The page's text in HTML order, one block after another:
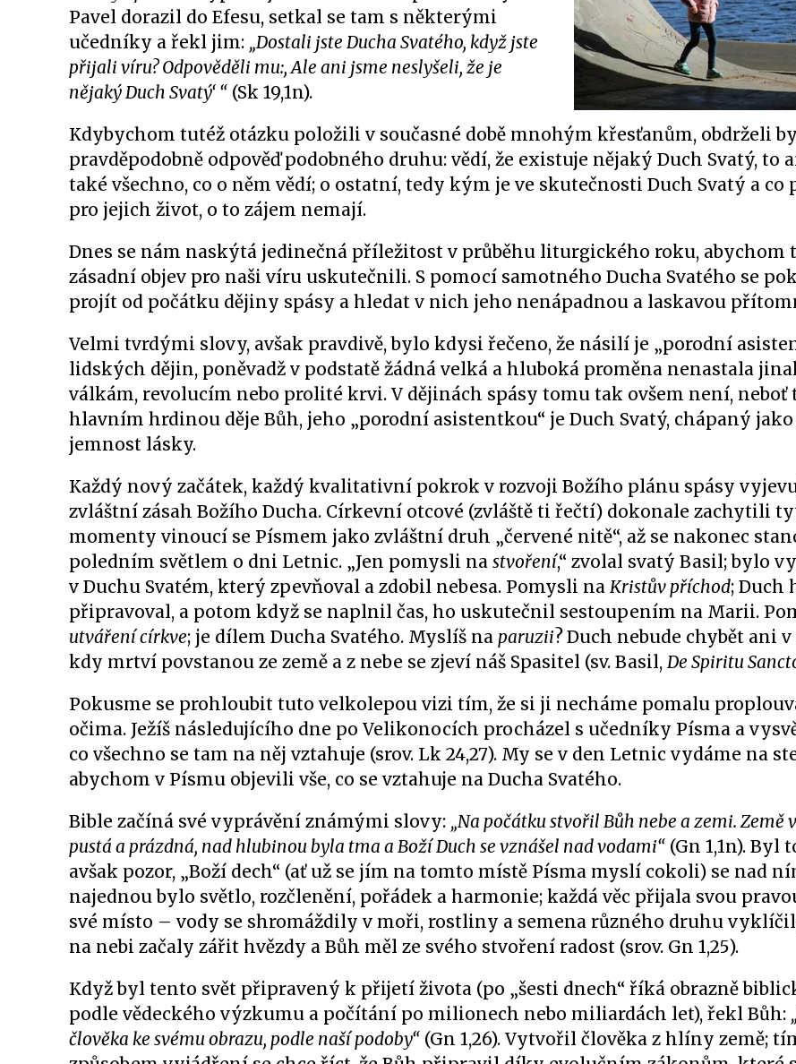
Pavel dorazil do Efesu, setkal se tam s některými
učedníky a řekl jim: „Dostali jste Ducha Svatého, když jste
přijali víru? Odpověděli mu:, Ale ani jsme neslyšeli, že je
nějaký Duch Svatý‘ “ (Sk 19,1n).
Kdybychom tutéž otázku položili v současné době mnohým křesťanům, obdrželi
pravděpodobně odpověď podobného druhu: vědí, že existuje nějaký Duch Svatý, to
také všechno, co o něm vědí; o ostatní, tedy kým je ve skutečnosti Duch Svatý a co
pro jejich život, o to zájem nemají.
Dnes se nám naskýtá jedinečná příležitost v průběhu liturgického roku, abychom
zásadní objev pro naši víru uskutečnili. S pomocí samotného Ducha Svatého se
projít od počátku dějiny spásy a hledat v nich jeho nenápadnou a laskavou
Velmi tvrdými slovy, avšak pravdivě, bylo kdysi řečeno, že násilí je „porodní
lidských dějin, poněvadž v podstatě žádná velká a hluboká proměna nenastala
válkám, revolucím nebo prolité krvi. V dějinách spásy tomu tak ovšem není, neboť
hlavním hrdinou děje Bůh, jeho „porodní asistentkou“ je Duch Svatý, chápaný
jemnost lásky.
Každý nový začátek, každý kvalitativní pokrok v rozvoji Božího plánu spásy
zvláštní zásah Božího Ducha. Církevní otcové (zvláště ti řečtí) dokonale zachytili
momenty vinoucí se Písmem jako zvláštní druh „červené nitě“, až se nakonec
poledním světlem o dni Letnic. „Jen pomysli na stvoření,“ zvolal svatý Basil; bylo
v Duchu Svatém, který zpevňoval a zdobil nebesa. Pomysli na Kristův příchod; Duch
připravoval, a potom když se naplnil čas, ho uskutečnil sestoupením na Marii.
utváření církve; je dílem Ducha Svatého. Myslíš na paruzii?Duch nebude chybět ani v
kdy mrtví povstanou ze země a z nebe se zjeví náš Spasitel (sv. Basil, De Spiritu
Pokusme se prohloubit tuto velkolepou vizi tím, že si ji necháme pomalu
očima. Ježíš následujícího dne po Velikonocích procházel s učedníky Písma a
co všechno se tam na něj vztahuje (srov. Lk 24,27). My se v den Letnic vydáme na
abychom v Písmu objevili vše, co se vztahuje na Ducha Svatého.
Bible začíná své vyprávění známými slovy: „Na počátku stvořil Bůh nebe a zemi. Země
pustá a prázdná, nad hlubinou byla tma a Boží Duch se vznášel nad vodami“ (Gn 1,1n). Byl
avšak pozor, „Boží dech“ (ať už se jím na tomto místě Písma myslí cokoli) se nad
najednou bylo světlo, rozčlenění, pořádek a harmonie; každá věc přijala svou
své místo – vody se shromáždily v moři, rostliny a semena různého druhu
na nebi začaly zářit hvězdy a Bůh měl ze svého stvoření radost (srov. Gn 1,25).
Když byl tento svět připravený k přijetí života (po „šesti dnech“ říká obrazně
podle vědeckého výzkumu a počítání po milionech nebo miliardách let), řekl Bůh:
člověka ke svému obrazu, podle naší podoby“ (Gn 1,26). Vytvořil člověka z hlíny země;